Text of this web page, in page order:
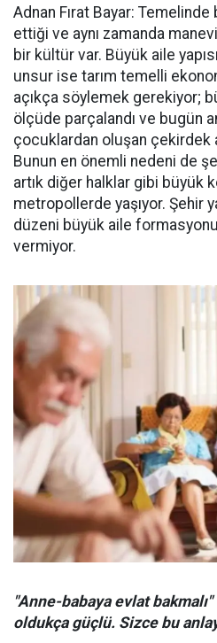
Adnan Fırat Bayar: Temelinde
ettiği ve aynı zamanda
bir kültür var. Büyük aile
unsur ise tarım temelli
açıkça söylemek gerekiyor;
ölçüde parçalandı ve bugün
çocuklardan oluşan çekirdek
Bunun en önemli nedeni de
artık diğer halklar gibi büyük
metropollerde yaşıyor. Şehir
düzeni büyük aile
vermiyor.
"Anne-babaya evlat bakmalı"
oldukça güçlü. Sizce bu